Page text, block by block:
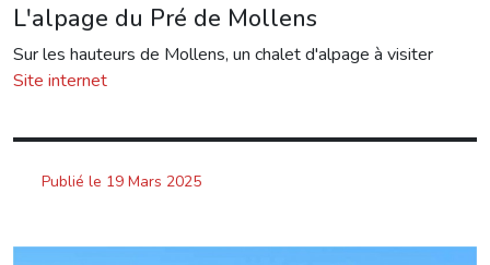
L'alpage du Pré de Mollens
Sur les hauteurs de Mollens, un chalet d'alpage à visiter
Site internet
Publié le 19 Mars 2025